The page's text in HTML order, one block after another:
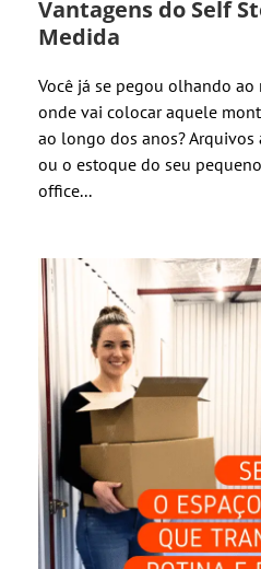
Vantagens do Self
Medida
Você já se pegou olhando ao
onde vai colocar aquele
ao longo dos anos?
ou o estoque do seu
office...